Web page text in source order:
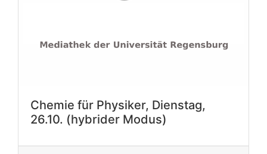
Chemie für Physiker, Dienstag,
26.10. (hybrider Modus)